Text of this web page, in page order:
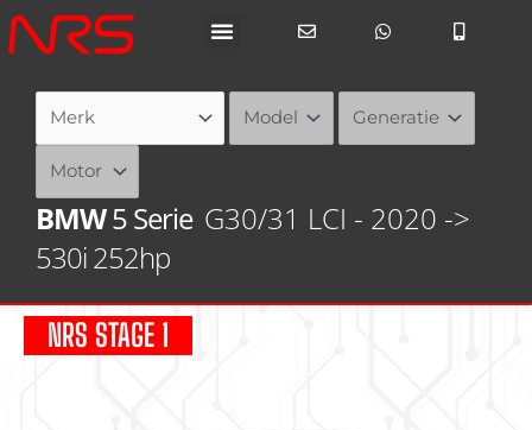
Ga
naar
BMW5 Serie G30/31 LCI - 2020 ->
530i 252hp
NRS STAGE 1